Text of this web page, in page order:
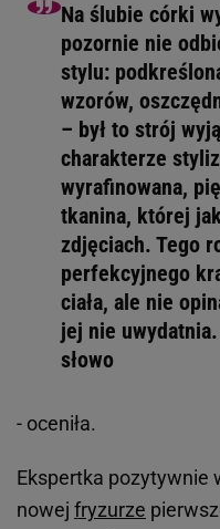
Na ślubie córki
pozornie nie
stylu:
wzorów,
– był to strój
charakterze
wyrafinowana,
tkanina, której
zdjęciach. Tego
perfekcyjnego
ciała, ale nie
jej nie
słowo
- oceniła.
Ekspertka pozytywnie
nowej fryzurze